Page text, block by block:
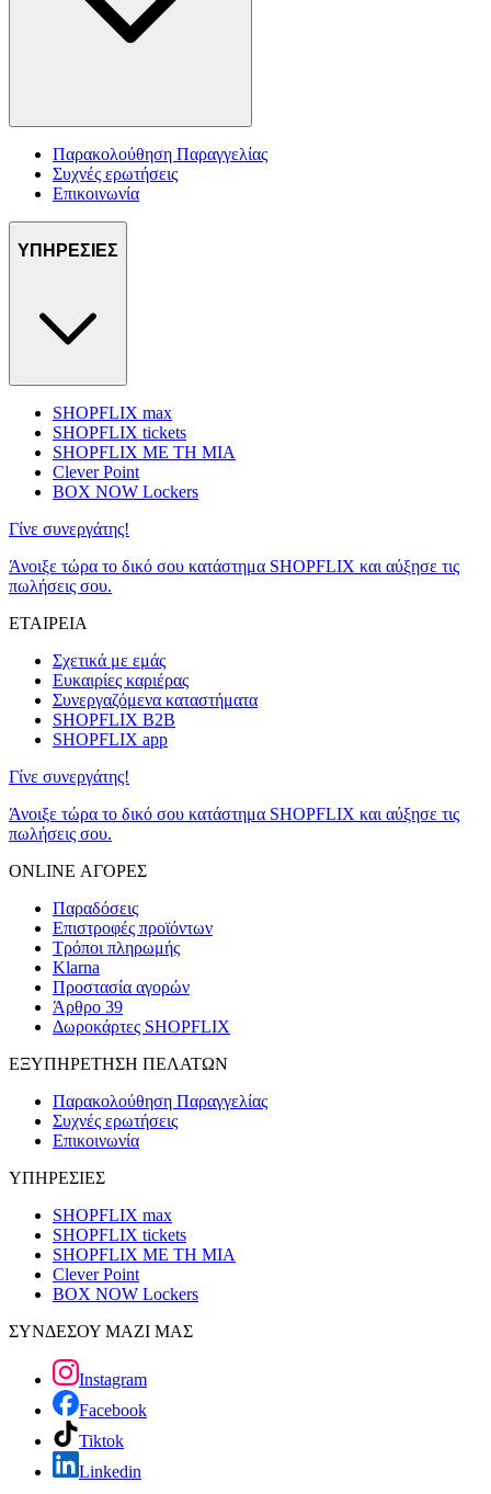
Παρακολούθηση Παραγγελίας
Συχνές ερωτήσεις
Επικοινωνία
ΥΠΗΡΕΣΙΕΣ
SHOPFLIX max
SHOPFLIX tickets
SHOPFLIX ΜΕ ΤΗ ΜΙΑ
Clever Point
BOX NOW Lockers
Γίνε συνεργάτης!
Άνοιξε τώρα το δικό σου κατάστημα SHOPFLIX και αύξησε τις
πωλήσεις σου.
ΕΤΑΙΡΕΙΑ
Σχετικά με εμάς
Ευκαιρίες καριέρας
Συνεργαζόμενα καταστήματα
SHOPFLIX B2B
SHOPFLIX app
Γίνε συνεργάτης!
Άνοιξε τώρα το δικό σου κατάστημα SHOPFLIX και αύξησε τις
πωλήσεις σου.
ONLINE ΑΓΟΡΕΣ
Παραδόσεις
Επιστροφές προϊόντων
Τρόποι πληρωμής
Klarna
Προστασία αγορών
Άρθρο 39
Δωροκάρτες SHOPFLIX
ΕΞΥΠΗΡΕΤΗΣΗ ΠΕΛΑΤΩΝ
Παρακολούθηση Παραγγελίας
Συχνές ερωτήσεις
Επικοινωνία
ΥΠΗΡΕΣΙΕΣ
SHOPFLIX max
SHOPFLIX tickets
SHOPFLIX ΜΕ ΤΗ ΜΙΑ
Clever Point
BOX NOW Lockers
ΣΥΝΔΕΣΟΥ ΜΑΖΙ ΜΑΣ
Instagram
Facebook
Tiktok
Linkedin